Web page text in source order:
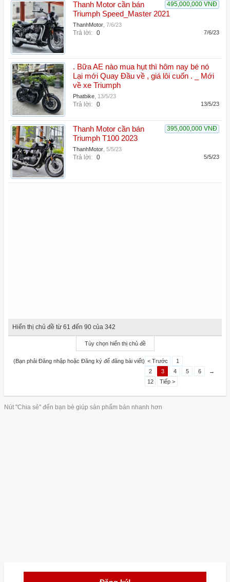
495,000,000 VNĐ
Thanh Motor cần bán
Triumph Speed_Master 2021
ThanhMotor 7/6/23
Trả lời: 0 7/6/23
. Bữa AE nào mua hụt thì hôm nay bé nó
Lại mới Quay Đầu về , giá lôi cuốn . _ Mới
về xe Triumph
Phatbike 13/5/23
Trả lời: 0 13/5/23
395,000,000 VNĐ
Thanh Motor cần bán
Triumph T100 2023
ThanhMotor 5/5/23
Trả lời: 0 5/5/23
Hiển thị chủ đề từ 61 đến 90 của 342
Tùy chọn hiển thị chủ đề
(Bạn phải Đăng nhập hoặc Đăng ký để đăng bài viết) < Trước
1
2
3 4 5 6
→
12
Tiếp >
Nút "Chia sẻ" đến bạn bè giúp sản phẩm bán nhanh hơn